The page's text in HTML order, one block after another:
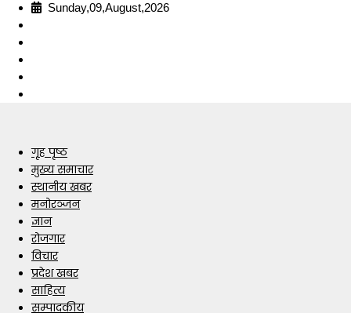
Sunday,09,August,2026
गृह पृष्ठ
मुख्य समाचार
स्थानीय खबर
मनोरञ्जन
ज्ञान
रोजगार
विचार
प्रदेश खबर
साहित्य
सम्पादकीय